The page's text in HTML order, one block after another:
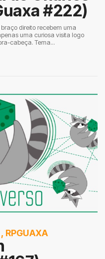
#222)
direito recebem uma
uma curiosa visita logo
cabeça. Tema...
, RPGUAXA